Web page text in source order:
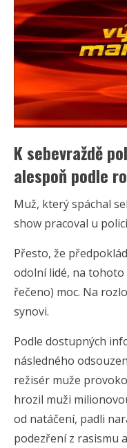
K sebevraždě
alespoň podle
Muž, který spáchal
show pracoval u
Přesto, že
odolní lidé, na tohoto
řečeno) moc. Na
synovi.
Podle dostupných
následného
režisér muže
hrozil muži
od natáčení, padli
podezření z rasismu